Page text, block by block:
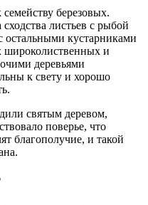
березовых.
листьев с рыбой
остальными кустарниками
широколиственных и
деревьями
к свету и хорошо
святым деревом,
поверье, что
благополучие, и такой